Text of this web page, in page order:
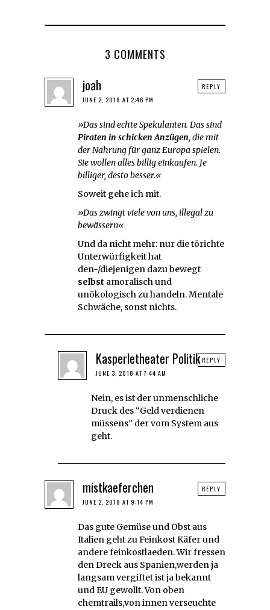
3 COMMENTS
joah
JUNE 2, 2018 AT 2:46 PM
»Das sind echte Spekulanten. Das sind
Piraten in schicken Anzügen, die mit
der Nahrung für ganz Europa spielen.
Sie wollen alles billig einkaufen. Je
billiger, desto besser.«
Soweit gehe ich mit.
»Das zwingt viele von uns, illegal zu
bewässern«
Und da nicht mehr: nur die törichte
Unterwürfigkeit hat
den-/diejenigen dazu bewegt
selbst amoralisch und
unökologisch zu handeln. Mentale
Schwäche, sonst nichts.
REPLY
Kasperletheater Politik
JUNE 3, 2018 AT 7:44 AM
Nein, es ist der unmenschliche
Druck des “Geld verdienen
müssens” der vom System aus
geht.
REPLY
mistkaeferchen
JUNE 2, 2018 AT 9:14 PM
Das gute Gemüse und Obst aus
Italien geht zu Feinkost Käfer und
andere feinkostlaeden. Wir fressen
den Dreck aus Spanien,werden ja
langsam vergiftet ist ja bekannt
und EU gewollt. Von oben
chemtrails,von innen verseuchte
REPLY